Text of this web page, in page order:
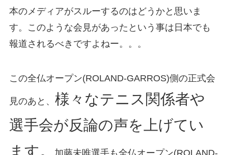
本のメディアがスルーするのはどうかと思いま
す。このような会見があったという事は日本でも
報道されるべきですよねー。。。
この全仏オープン(ROLAND-GARROS)側の正式会
見のあと、 様々なテニス関係者や
選手会が反論の声を上げてい
ます。
加藤未唯選手も全仏オープン(ROLAND-